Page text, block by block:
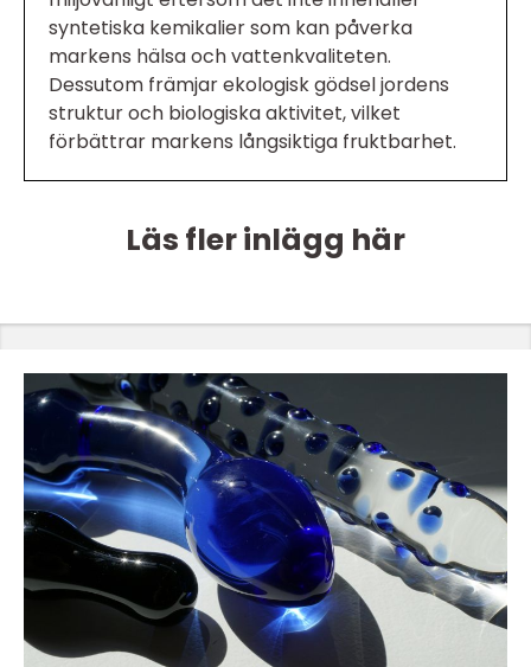
syntetiska kemikalier som kan påverka
markens hälsa och vattenkvaliteten.
Dessutom främjar ekologisk gödsel jordens
struktur och biologiska aktivitet, vilket
förbättrar markens långsiktiga fruktbarhet.
Läs fler inlägg här